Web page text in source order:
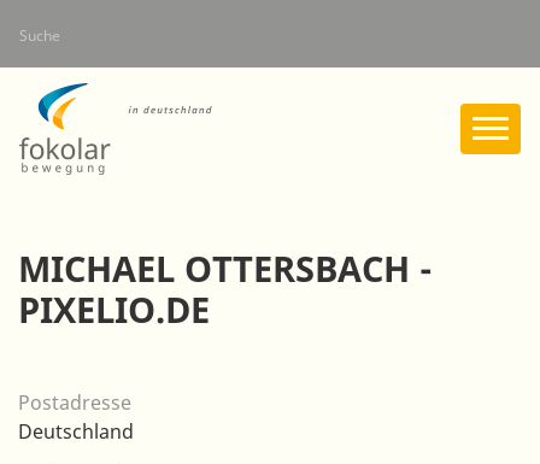
Inhalt
Suche
MICHAEL OTTERSBACH -
PIXELIO.DE
Postadresse
Deutschland